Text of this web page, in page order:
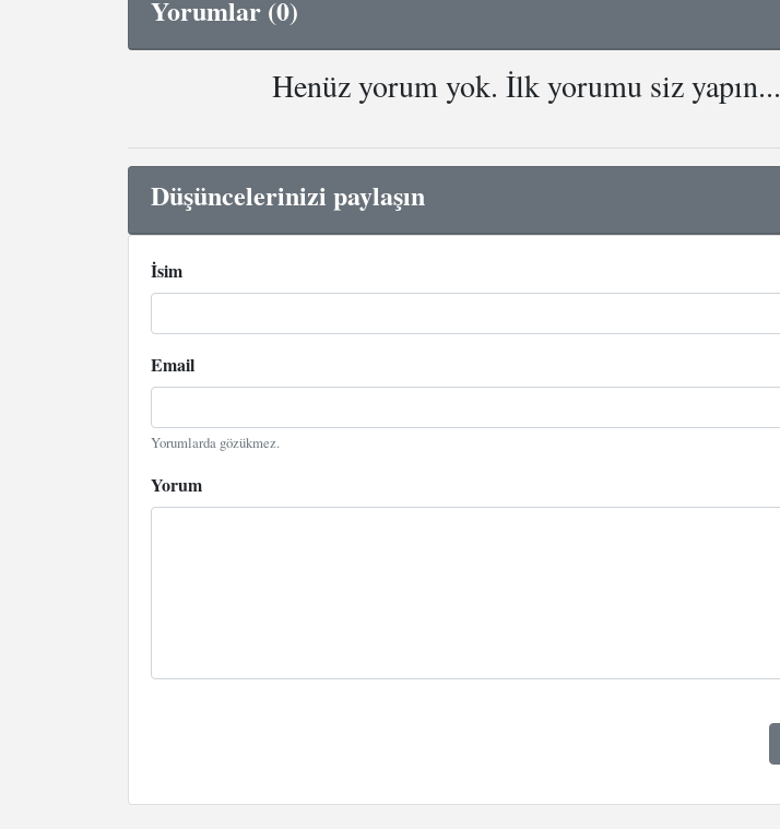
Yorumlar (0)
Henüz yorum yok. İlk yorumu siz yapın...
Düşüncelerinizi paylaşın
İsim
Email
Yorumlarda gözükmez.
Yorum